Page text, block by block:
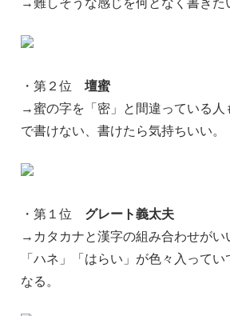
・第２位 壇蜜
→蜜の字を「密」と間違っている人
で書けない、書けたら気持ちいい。
・第１位 グレート義太夫
→カタカナと漢字の組み合わせがい
「ハネ」「はらい」が色々入ってい
なる。